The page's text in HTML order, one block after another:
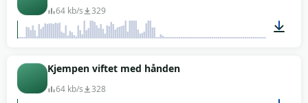
64 kb/s 329
Kjempen viftet med hånden
64 kb/s 328